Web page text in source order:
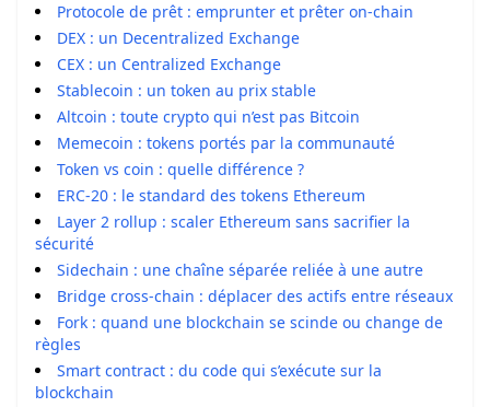
Protocole de prêt : emprunter et prêter on-chain
DEX : un Decentralized Exchange
CEX : un Centralized Exchange
Stablecoin : un token au prix stable
Altcoin : toute crypto qui n’est pas Bitcoin
Memecoin : tokens portés par la communauté
Token vs coin : quelle différence ?
ERC-20 : le standard des tokens Ethereum
Layer 2 rollup : scaler Ethereum sans sacrifier la
sécurité
Sidechain : une chaîne séparée reliée à une autre
Bridge cross-chain : déplacer des actifs entre réseaux
Fork : quand une blockchain se scinde ou change de
règles
Smart contract : du code qui s’exécute sur la
blockchain